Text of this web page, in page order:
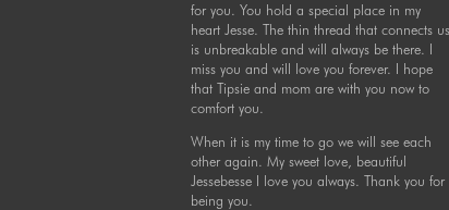
for you. You hold a special place in my
heart Jesse. The thin thread that connects us
is unbreakable and will always be there. I
miss you and will love you forever. I hope
that Tipsie and mom are with you now to
comfort you.
When it is my time to go we will see each
other again. My sweet love, beautiful
Jessebesse I love you always. Thank you for
being you.